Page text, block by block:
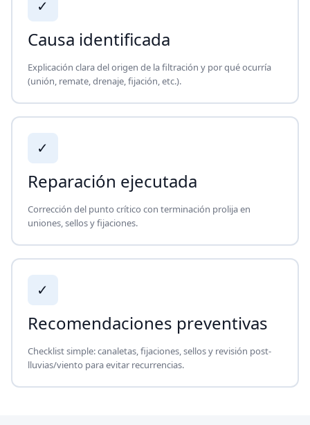
✓
Causa identificada
Explicación clara del origen de la filtración y por qué ocurría
(unión, remate, drenaje, fijación, etc.).
✓
Reparación ejecutada
Corrección del punto crítico con terminación prolija en
uniones, sellos y fijaciones.
✓
Recomendaciones preventivas
Checklist simple: canaletas, fijaciones, sellos y revisión post-
lluvias/viento para evitar recurrencias.